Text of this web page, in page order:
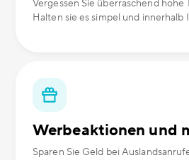
Vergessen Sie überraschend
Halten sie es simpel und innerhalb
Werbeaktionen und
Sparen Sie Geld bei